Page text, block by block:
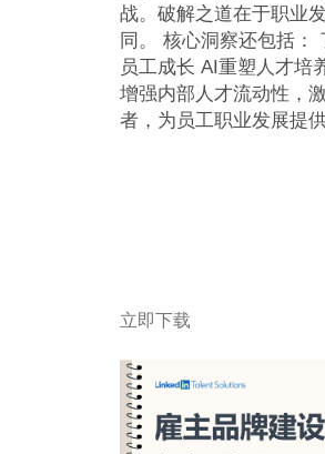
战。破解之道在于职业
同。 核心洞察还包括：
员工成长 AI重塑人才培
增强内部人才流动性，
者，为员工职业发展提
立即下载